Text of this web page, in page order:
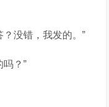
没错，我发的。”
？”